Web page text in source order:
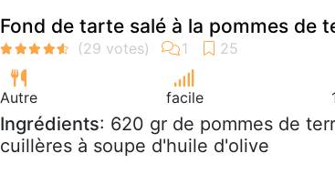
Fond de tarte salé à la pommes de
Autre facile
Ingrédients: 620 gr de pommes de
cuillères à soupe d'huile d'olive